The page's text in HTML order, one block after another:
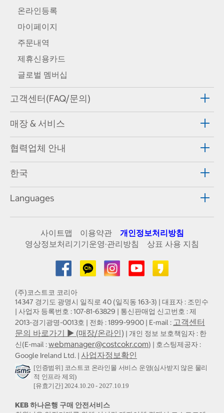
온라인등록
마이페이지
주문내역
제휴신용카드
글로벌 멤버십
고객센터(FAQ/문의)
매장 & 서비스
협력업체 안내
한국
Languages
사이트맵 이용약관
개인정보처리방침
영상정보처리기기운영·관리방침
상표 사용 지침
(주)코스트코 코리아
14347 경기도 광명시 일직로 40 (일직동 163-3) | 대표자 : 조민수
| 사업자 등록번호 : 107-81-63829 | 통신판매업 신고번호 : 제
2013-경기광명-0013호 | 전화 : 1899-9900 | E-mail : 고객센터
문의 바로가기 ▶ (매장/온라인) | 개인 정보 보호책임자 : 한
신(E-mail :webmanager@costcokr.com) | 호스팅제공자 :
Google Ireland Ltd. | 사업자정보확인
[인증범위] 코스트코 온라인몰 서비스 운영(심사받지 않은 물리
적 인프라 제외)
[유효기간] 2024.10.20 - 2027.10.19
KEB 하나은행 구매 안전서비스